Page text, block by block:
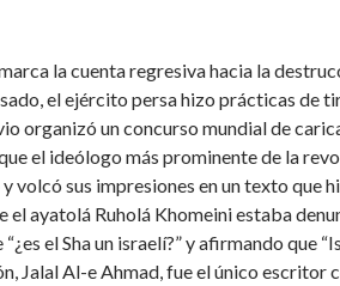
la cuenta regresiva hacia la
el ejército persa hizo prácticas de
organizó un concurso mundial de
el ideólogo más prominente de la
volcó sus impresiones en un texto que
el ayatolá Ruholá Khomeini estaba
el Sha un israelí?” y afirmando que
Jalal Al-e Ahmad, fue el único escritor